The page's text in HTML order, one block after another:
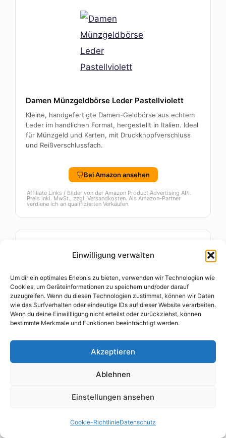
Einwilligung verwalten
Um dir ein optimales Erlebnis zu bieten, verwenden wir Technologien wie
Cookies, um Geräteinformationen zu speichern und/oder darauf
zuzugreifen. Wenn du diesen Technologien zustimmst, können wir Daten
wie das Surfverhalten oder eindeutige IDs auf dieser Website verarbeiten.
Wenn du deine Einwillligung nicht erteilst oder zurückziehst, können
bestimmte Merkmale und Funktionen beeinträchtigt werden.
Akzeptieren
Ablehnen
Einstellungen ansehen
Cookie-RichtlinieDatenschutz
Damen Münzgeldbörse Leder Pastellviolett
Kleine, handgefertigte Damen-Geldbörse aus echtem
Leder im handlichen Format, hergestellt in Italien. Ideal
für Münzgeld und Karten, mit Druckknopfverschluss
und Reißverschlussfach.
Bei Amazon ansehen
Affiliate Links / Bilder von der Amazon Product Advertising API.
Preis inkl. MwSt., zzgl. Versandkosten. Als Amazon-Partner
verdiene ich an qualifizierten Verkäufen.
Kleine Geldbörse Echt Leder Damen Rot
RFID-Schutz, 6 Kartenfächern und Geschenkbox. Ideal
Bei Amazon ansehen